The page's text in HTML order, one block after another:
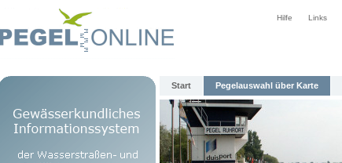
Hilfe Links
Start Pegelauswahl über Karte